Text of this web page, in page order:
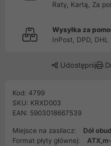
Raty, Kartą, Za
Wysyłka za
InPost, DPD, DHL
Udostępnij
Kod: 4799
SKU: KRXD003
EAN: 5903018667539
Miejsce na zasilacz:
Dół
Format płyty głównej: